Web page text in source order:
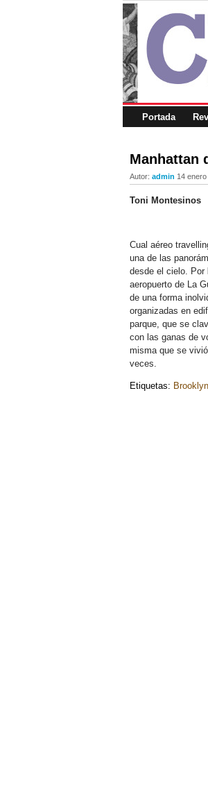
Portada
Manhattan
Autor: admin 14
Toni Montesinos
Cual aéreo
una de las
desde el cielo. Por
aeropuerto de La
de una forma
organizadas en
parque, que se
con las ganas de
misma que se
veces.
Etiquetas: Brooklyn